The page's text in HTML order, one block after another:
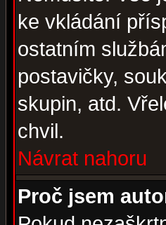
ke vkládání
ostatním
postavičky,
skupin, atd.
chvil.
Návrat nahoru
Proč jsem